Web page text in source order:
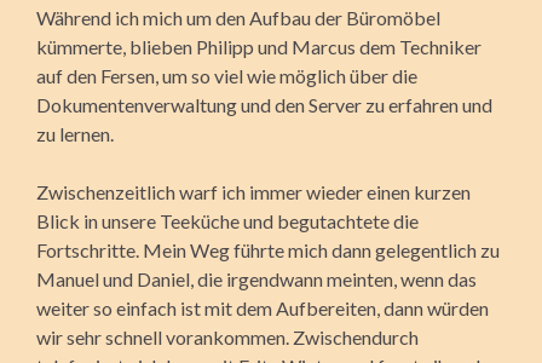
Während ich mich um den Aufbau der Büromöbel
kümmerte, blieben Philipp und Marcus dem Techniker
auf den Fersen, um so viel wie möglich über die
Dokumentenverwaltung und den Server zu erfahren und
zu lernen.
Zwischenzeitlich warf ich immer wieder einen kurzen
Blick in unsere Teeküche und begutachtete die
Fortschritte. Mein Weg führte mich dann gelegentlich zu
Manuel und Daniel, die irgendwann meinten, wenn das
weiter so einfach ist mit dem Aufbereiten, dann würden
wir sehr schnell vorankommen. Zwischendurch